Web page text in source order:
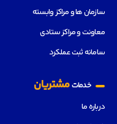
سازمان ها و مراکز وابسته
معاونت و مراکز ستادی
سامانه ثبت عملکرد
خدماتمشتریان
درباره ما